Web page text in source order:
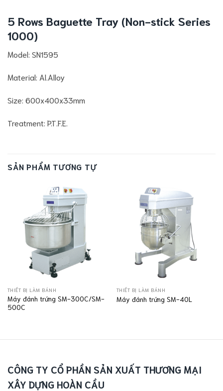
5 Rows Baguette Tray (Non-stick Series
1000)
Model: SN1595
Material: Al.Alloy
Size: 600x400x33mm
Treatment: P.T.F.E.
SẢN PHẨM TƯƠNG TỰ
THIẾT BỊ LÀM BÁNH
Máy đánh trứng SM-300C/SM-
500C
THIẾT BỊ LÀM BÁNH
Máy đánh trứng SM-40L
CÔNG TY CỔ PHẦN SẢN XUẤT THƯƠNG MẠI
XÂY DỰNG HOÀN CẦU